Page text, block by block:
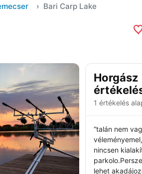
Bari Carp Lake
Horgász
1 értékelés
“talán nem
nincsen
lehet